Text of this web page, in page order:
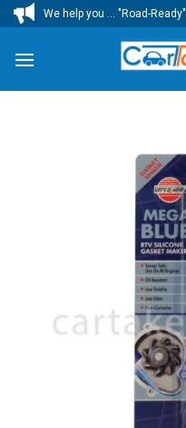
ข้าม
ไป
We help you ... "Road-Ready"